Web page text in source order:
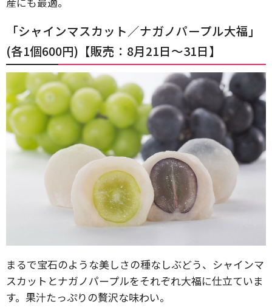
「シャインマスカット／ナガノパープル大福」
(各1個600円)【販売：8月21日～31日】
まるで宝石のような美しさの種なしぶどう、シャインマ
スカットとナガノパープルをそれぞれ大福に仕立ていま
す。果汁たっぷりの贅沢な味わい。